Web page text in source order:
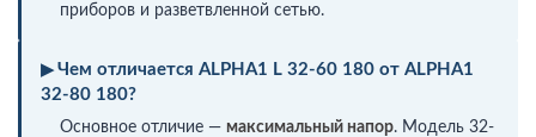
приборов и разветвленной сетью.
Чем отличается ALPHA1 L 32-60 180 от ALPHA1
32-80 180?
Основное отличие — максимальный напор. Модель 32-